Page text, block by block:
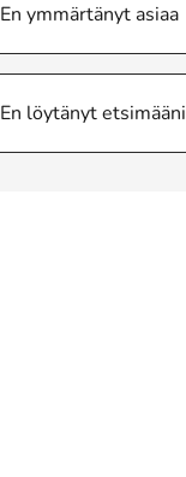
En ymmärtänyt asiaa
En löytänyt etsimääni